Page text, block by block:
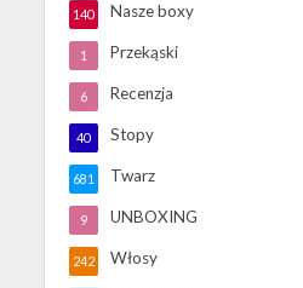
Nasze boxy
140
Przekąski
1
Recenzja
6
Stopy
40
Twarz
681
UNBOXING
9
Włosy
242